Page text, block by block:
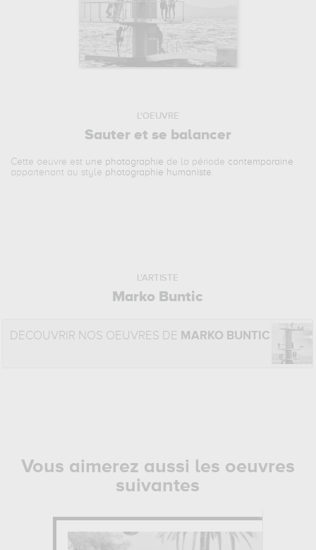
L'OEUVRE
Sauter et se balancer
Cette oeuvre est une photographie de la période contemporaine
appartenant au style photographie humaniste.
L'ARTISTE
Marko Buntic
DÉCOUVRIR NOS OEUVRES DE MARKO BUNTIC
Vous aimerez aussi les oeuvres
suivantes